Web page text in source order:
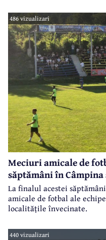
486 vizualizari
Meciuri amicale de
săptămâni în
La finalul acestei
amicale de fotbal ale
localitățile învecinate.
440 vizualizari